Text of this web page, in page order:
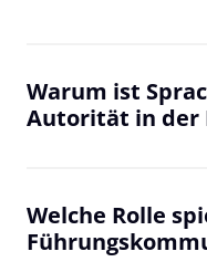
Warum ist
Autorität in der
Vertrauen,
Fachinhalte.
Welche Rolle